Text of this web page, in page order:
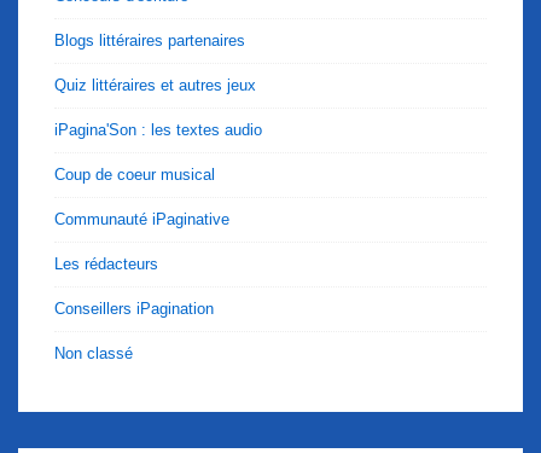
Blogs littéraires partenaires
Quiz littéraires et autres jeux
iPagina'Son : les textes audio
Coup de coeur musical
Communauté iPaginative
Les rédacteurs
Conseillers iPagination
Non classé